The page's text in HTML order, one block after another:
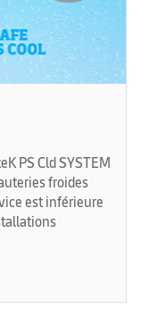
PS Cld SYSTEM
froides
est inférieure